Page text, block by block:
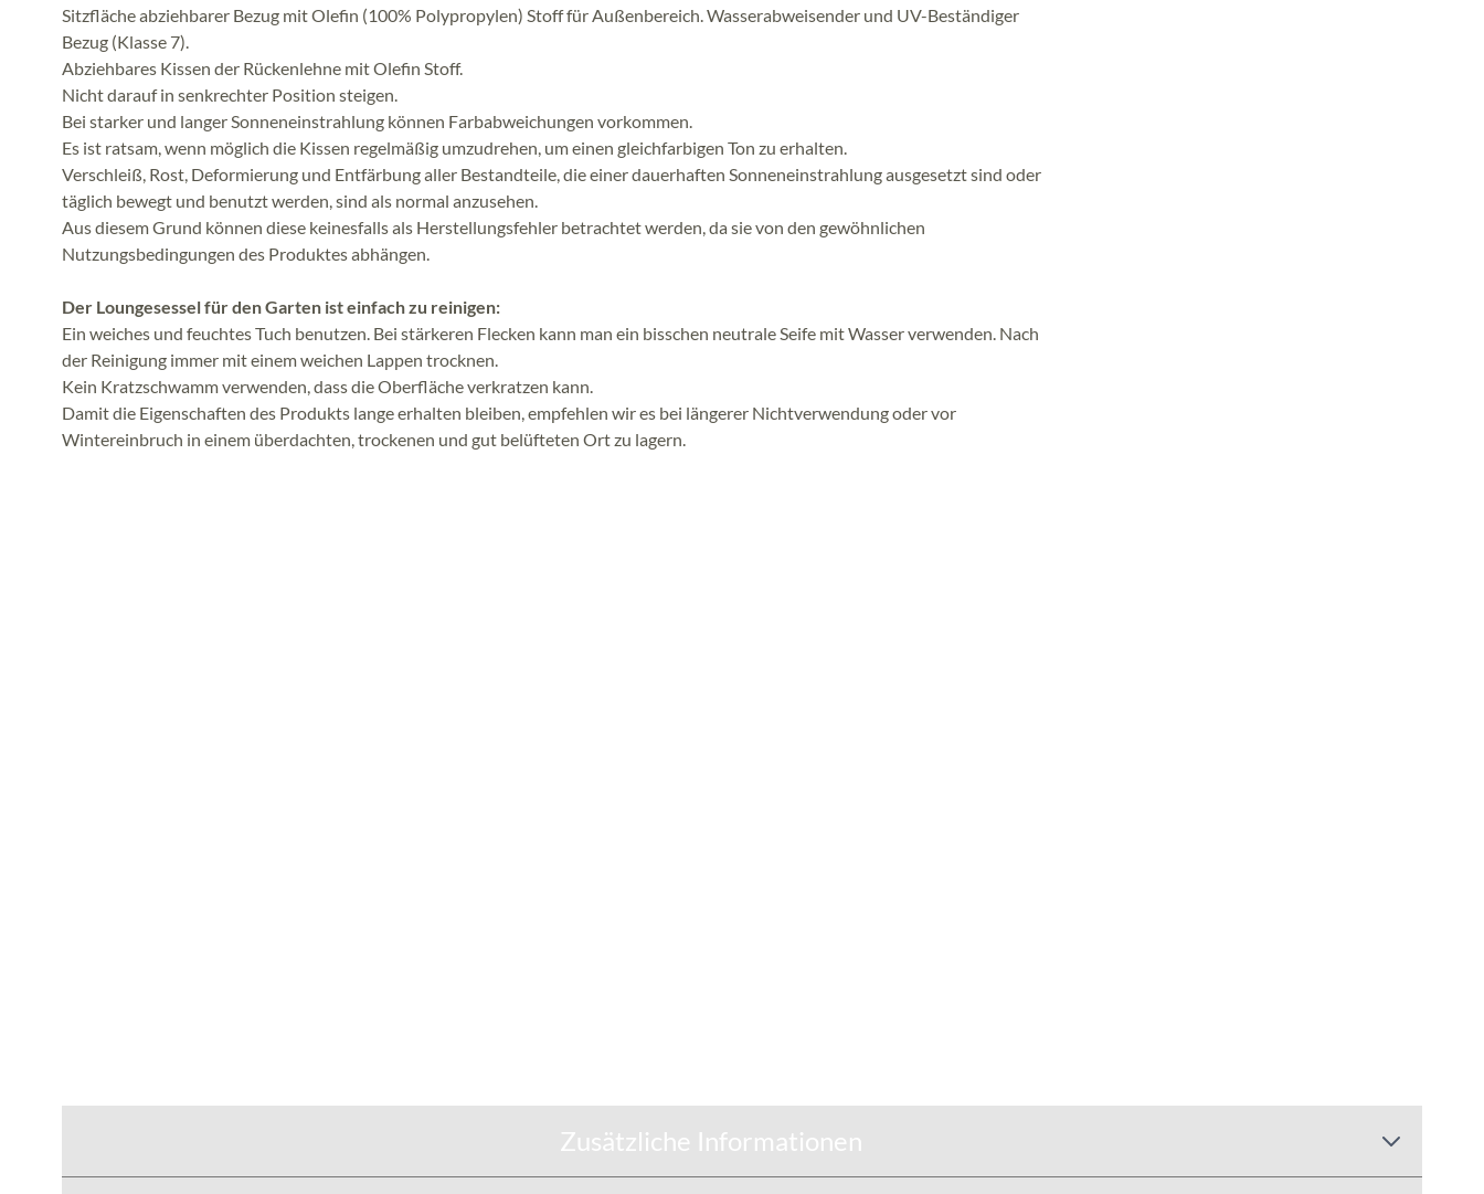
Sitzfläche abziehbarer Bezug mit Olefin (100% Polypropylen) Stoff für Außenbereich. Wasserabweisender und UV-Beständiger
Bezug (Klasse 7).
Abziehbares Kissen der Rückenlehne mit Olefin Stoff.
Nicht darauf in senkrechter Position steigen.
Bei starker und langer Sonneneinstrahlung können Farbabweichungen vorkommen.
Es ist ratsam, wenn möglich die Kissen regelmäßig umzudrehen, um einen gleichfarbigen Ton zu erhalten.
Verschleiß, Rost, Deformierung und Entfärbung aller Bestandteile, die einer dauerhaften Sonneneinstrahlung ausgesetzt sind oder
täglich bewegt und benutzt werden, sind als normal anzusehen.
Aus diesem Grund können diese keinesfalls als Herstellungsfehler betrachtet werden, da sie von den gewöhnlichen
Nutzungsbedingungen des Produktes abhängen.
Der Loungesessel für den Garten ist einfach zu reinigen:
Ein weiches und feuchtes Tuch benutzen. Bei stärkeren Flecken kann man ein bisschen neutrale Seife mit Wasser verwenden. Nach
der Reinigung immer mit einem weichen Lappen trocknen.
Kein Kratzschwamm verwenden, dass die Oberfläche verkratzen kann.
Damit die Eigenschaften des Produkts lange erhalten bleiben, empfehlen wir es bei längerer Nichtverwendung oder vor
Wintereinbruch in einem überdachten, trockenen und gut belüfteten Ort zu lagern.
Zusätzliche Informationen